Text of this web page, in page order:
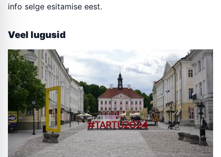
info selge esitamise eest.
Veel lugusid